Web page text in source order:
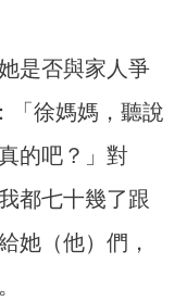
是否與家人爭
「徐媽媽，聽說
的吧？」對
都七十幾了跟
她（他）們，